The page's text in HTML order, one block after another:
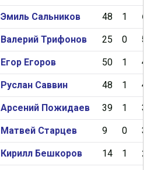
Эмиль Сальников 48 1 6
Валерий Трифонов 25 0 5
Егор Егоров 50 1 4
Руслан Саввин 48 1 4
Арсений Пожидаев 39 1 3
Матвей Старцев 9 0 3
Кирилл Бешкоров 14 1 2